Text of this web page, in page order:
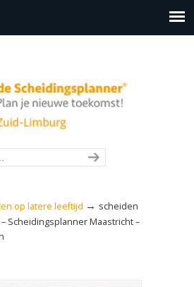
op latere leeftijd → scheiden
Scheidingsplanner Maastricht –